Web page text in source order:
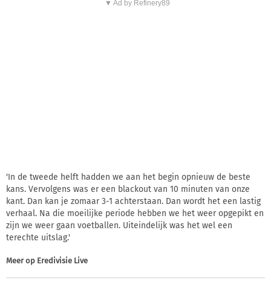
▼ Ad by Refinery89
'In de tweede helft hadden we aan het begin opnieuw de beste
kans. Vervolgens was er een blackout van 10 minuten van onze
kant. Dan kan je zomaar 3-1 achterstaan. Dan wordt het een lastig
verhaal. Na die moeilijke periode hebben we het weer opgepikt en
zijn we weer gaan voetballen. Uiteindelijk was het wel een
terechte uitslag.'
Meer op Eredivisie Live